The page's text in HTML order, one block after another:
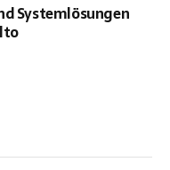
Systemlösungen